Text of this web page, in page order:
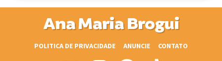
Ana Maria Brogui
POLITICA DE PRIVACIDADE ANUNCIE CONTATO